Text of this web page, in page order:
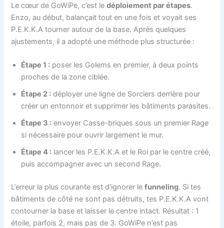
Le cœur de GoWiPe, c’est ledéploiement par étapes.
Enzo, au début, balançait tout en une fois et voyait ses
P.E.K.K.A tourner autour de la base. Après quelques
ajustements, il a adopté une méthode plus structurée :
Étape 1 : poser les Golems en premier, à deux points
proches de la zone ciblée.
Étape 2 : déployer une ligne de Sorciers derrière pour
créer un entonnoir et supprimer les bâtiments parasites.
Étape 3 : envoyer Casse-briques sous un premier Rage
si nécessaire pour ouvrir largement le mur.
Étape 4 : lancer les P.E.K.K.A et le Roi par le centre créé,
puis accompagner avec un second Rage.
L’erreur la plus courante est d’ignorer lefunneling. Si tes
bâtiments de côté ne sont pas détruits, tes P.E.K.K.A vont
contourner la base et laisser le centre intact. Résultat : 1
étoile, parfois 2, mais pas de 3. GoWiPe n’est pas